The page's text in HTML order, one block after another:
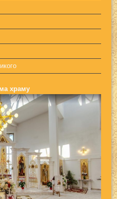
храму